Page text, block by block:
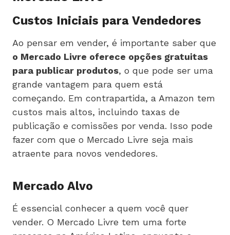
Custos Iniciais para Vendedores
Ao pensar em vender, é importante saber que
o Mercado Livre oferece opções gratuitas
para publicar produtos, o que pode ser uma
grande vantagem para quem está
começando. Em contrapartida, a Amazon tem
custos mais altos, incluindo taxas de
publicação e comissões por venda. Isso pode
fazer com que o Mercado Livre seja mais
atraente para novos vendedores.
Mercado Alvo
É essencial conhecer a quem você quer
vender. O Mercado Livre tem uma forte